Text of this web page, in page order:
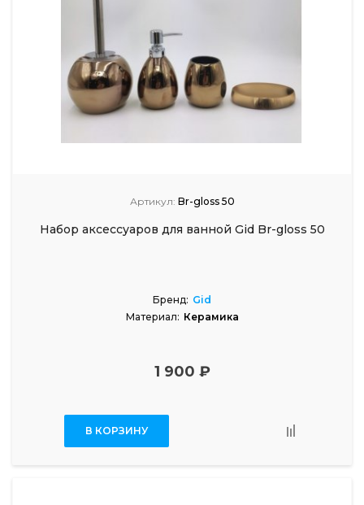
Артикул: Br-gloss 50
Набор аксессуаров для ванной Gid Br-gloss 50
Бренд: Gid
Материал: Керамика
1 900 ₽
В КОРЗИНУ